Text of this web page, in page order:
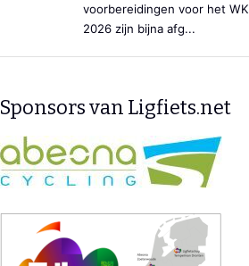
voorbereidingen voor het WK
2026 zijn bijna afg...
Sponsors van Ligfiets.net